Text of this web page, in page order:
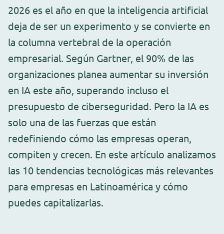
2026 es el año en que la inteligencia artificial
deja de ser un experimento y se convierte en
la columna vertebral de la operación
empresarial. Según Gartner, el 90% de las
organizaciones planea aumentar su inversión
en IA este año, superando incluso el
presupuesto de ciberseguridad. Pero la IA es
solo una de las fuerzas que están
redefiniendo cómo las empresas operan,
compiten y crecen. En este artículo analizamos
las 10 tendencias tecnológicas más relevantes
para empresas en Latinoamérica y cómo
puedes capitalizarlas.